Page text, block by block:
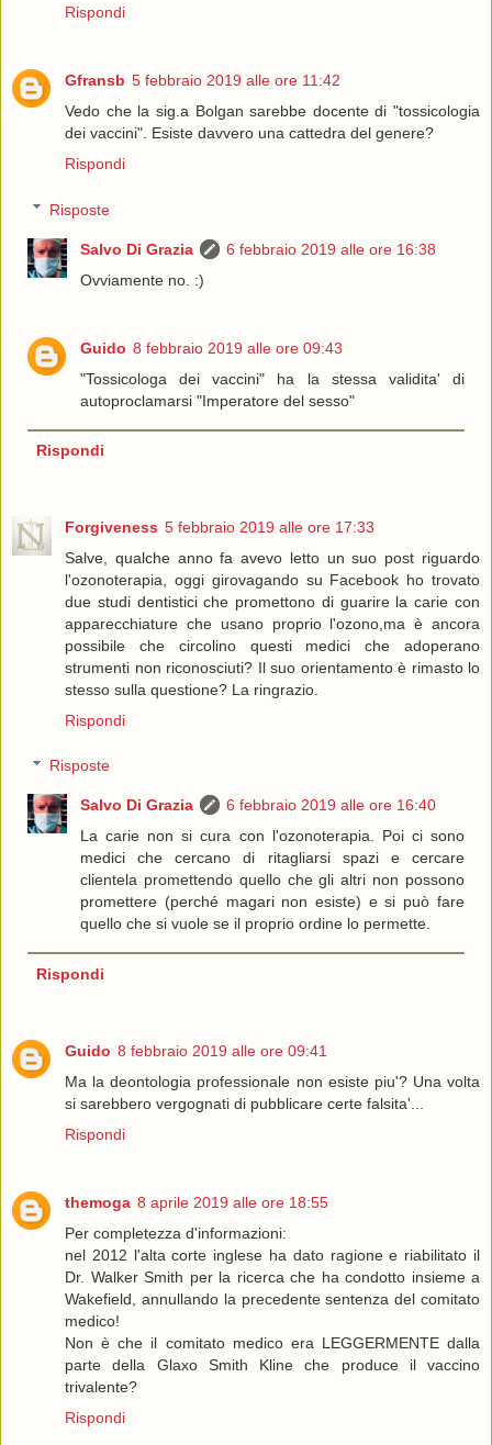
Rispondi
Gfransb 5 febbraio 2019 alle ore 11:42
Vedo che la sig.a Bolgan sarebbe docente di "tossicologia
dei vaccini". Esiste davvero una cattedra del genere?
Rispondi
Risposte
Salvo Di Grazia
6 febbraio 2019 alle ore 16:38
Ovviamente no. :)
Guido 8 febbraio 2019 alle ore 09:43
"Tossicologa dei vaccini" ha la stessa validita' di
autoproclamarsi "Imperatore del sesso"
Rispondi
Forgiveness 5 febbraio 2019 alle ore 17:33
Salve, qualche anno fa avevo letto un suo post riguardo
l'ozonoterapia, oggi girovagando su Facebook ho trovato
due studi dentistici che promettono di guarire la carie con
apparecchiature che usano proprio l'ozono,ma è ancora
possibile che circolino questi medici che adoperano
strumenti non riconosciuti? Il suo orientamento è rimasto lo
stesso sulla questione? La ringrazio.
Rispondi
Risposte
Salvo Di Grazia
6 febbraio 2019 alle ore 16:40
La carie non si cura con l'ozonoterapia. Poi ci sono
medici che cercano di ritagliarsi spazi e cercare
clientela promettendo quello che gli altri non possono
promettere (perché magari non esiste) e si può fare
quello che si vuole se il proprio ordine lo permette.
Rispondi
Guido 8 febbraio 2019 alle ore 09:41
Ma la deontologia professionale non esiste piu'? Una volta
si sarebbero vergognati di pubblicare certe falsita'...
Rispondi
themoga 8 aprile 2019 alle ore 18:55
Per completezza d'informazioni:
nel 2012 l'alta corte inglese ha dato ragione e riabilitato il
Dr. Walker Smith per la ricerca che ha condotto insieme a
Wakefield, annullando la precedente sentenza del comitato
medico!
Non è che il comitato medico era LEGGERMENTE dalla
parte della Glaxo Smith Kline che produce il vaccino
trivalente?
Rispondi